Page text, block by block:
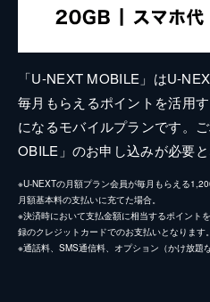
「U-NEXT MOBILE」はU-
毎月もらえるポイントを活用
になるモバイルプランです。
OBILE」のお申し込みが必要と
※U-NEXTの月額プラン会員が毎月もらえる
月額基本料の支払いに充てた場合。
※決済時において支払金額に相当するポイント
録のクレジットカードでのお支払いとなります。
※通話料、SMS通信料、オプション（かけ放題